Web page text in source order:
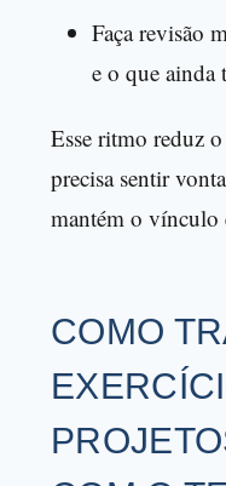
Faça revisão
e o que ainda
Esse ritmo reduz
precisa sentir
mantém o vínculo
COMO